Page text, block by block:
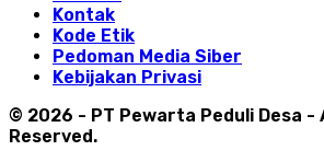
Kontak
Kode Etik
Pedoman Media Siber
Kebijakan Privasi
© 2026 - PT Pewarta Peduli Desa -
Reserved.